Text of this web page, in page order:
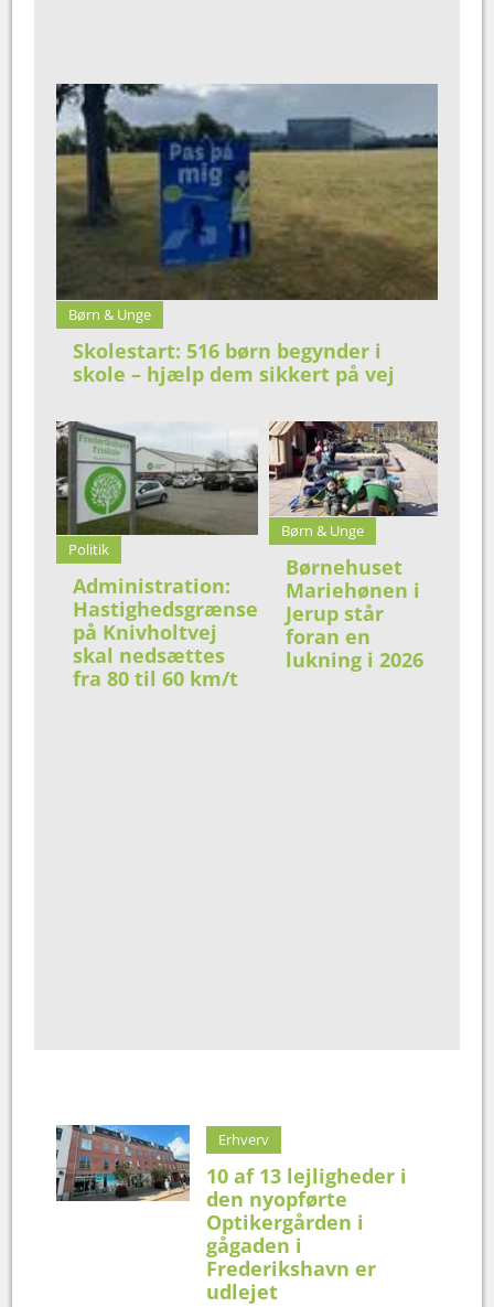
Børn & Unge
Skolestart: 516 børn begynder i
skole – hjælp dem sikkert på vej
Politik
Administration:
Hastighedsgrænse
på Knivholtvej
skal nedsættes
fra 80 til 60 km/t
Børn & Unge
Børnehuset
Mariehønen i
Jerup står
foran en
lukning i 2026
Erhverv
10 af 13 lejligheder i
den nyopførte
Optikergården i
gågaden i
Frederikshavn er
udlejet